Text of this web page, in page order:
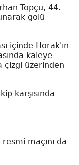
Topçu, 44.
golü
içinde Horak'ın
kaleye
çizgi üzerinden
karşısında
maçını da